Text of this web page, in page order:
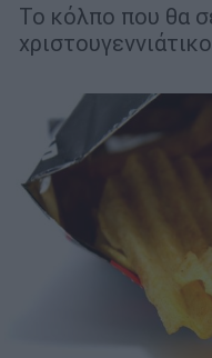
Το κόλπο που θα